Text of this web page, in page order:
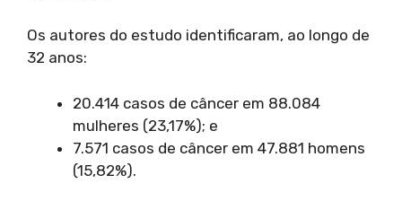
Os autores do estudo identificaram, ao longo de
32 anos:
20.414 casos de câncer em 88.084
mulheres (23,17%); e
7.571 casos de câncer em 47.881 homens
(15,82%).